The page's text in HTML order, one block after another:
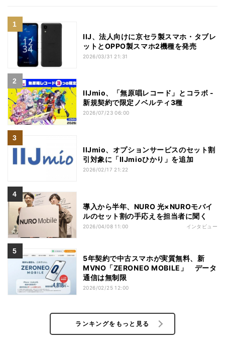
IIJ、法人向けに京セラ製スマホ・タブレ
ットとOPPO製スマホ2機種を発売
2026/03/31 21:31
IIJmio、「無原唱レコード」とコラボ -
新規契約で限定ノベルティ3種
2026/07/23 06:00
IIJmio、オプションサービスのセット割
引対象に「IIJmioひかり」を追加
2026/02/17 21:22
導入から半年、NURO 光×NUROモバイ
ルのセット割の手応えを担当者に聞く
2026/04/08 11:00 インタビュー
5年契約で中古スマホが実質無料、新
MVNO「ZERONEO MOBILE」 データ
通信は無制限
2026/02/25 12:00
ランキングをもっと見る